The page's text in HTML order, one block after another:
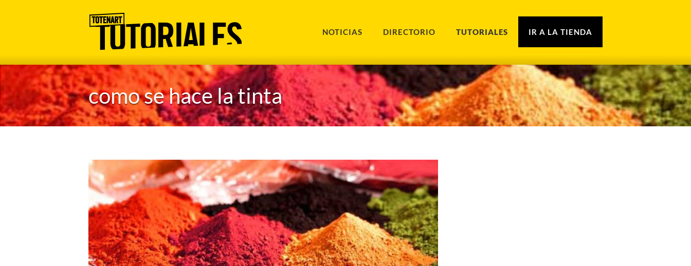
NOTICIAS DIRECTORIO TUTORIALES IR A LA TIENDA
como se hace la tinta